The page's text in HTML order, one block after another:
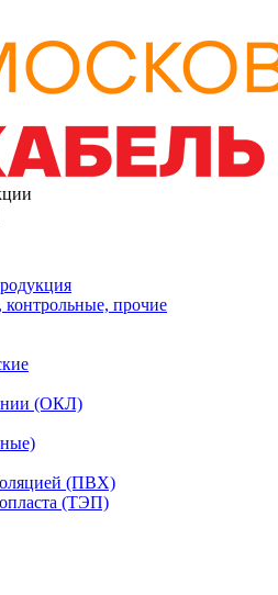
прочие
(ОКЛ)
(ПВХ)
(ТЭП)